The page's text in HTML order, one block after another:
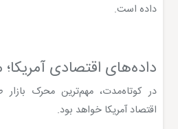
داده است.
داده‌های اقتصادی
در کوتاه‌مدت، مهم‌ترین محرک بازار
اقتصاد آمریکا خواهد بود.